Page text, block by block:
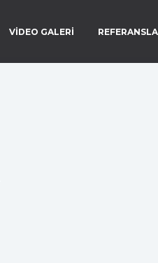
VİDEO GALERİ